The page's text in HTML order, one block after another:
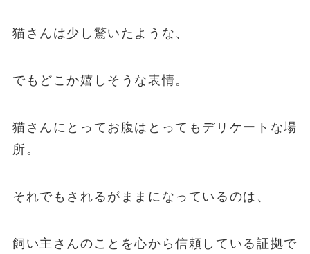
猫さんは少し驚いたような、
でもどこか嬉しそうな表情。
猫さんにとってお腹はとってもデリケートな場
所。
それでもされるがままになっているのは、
飼い主さんのことを心から信頼している証拠で